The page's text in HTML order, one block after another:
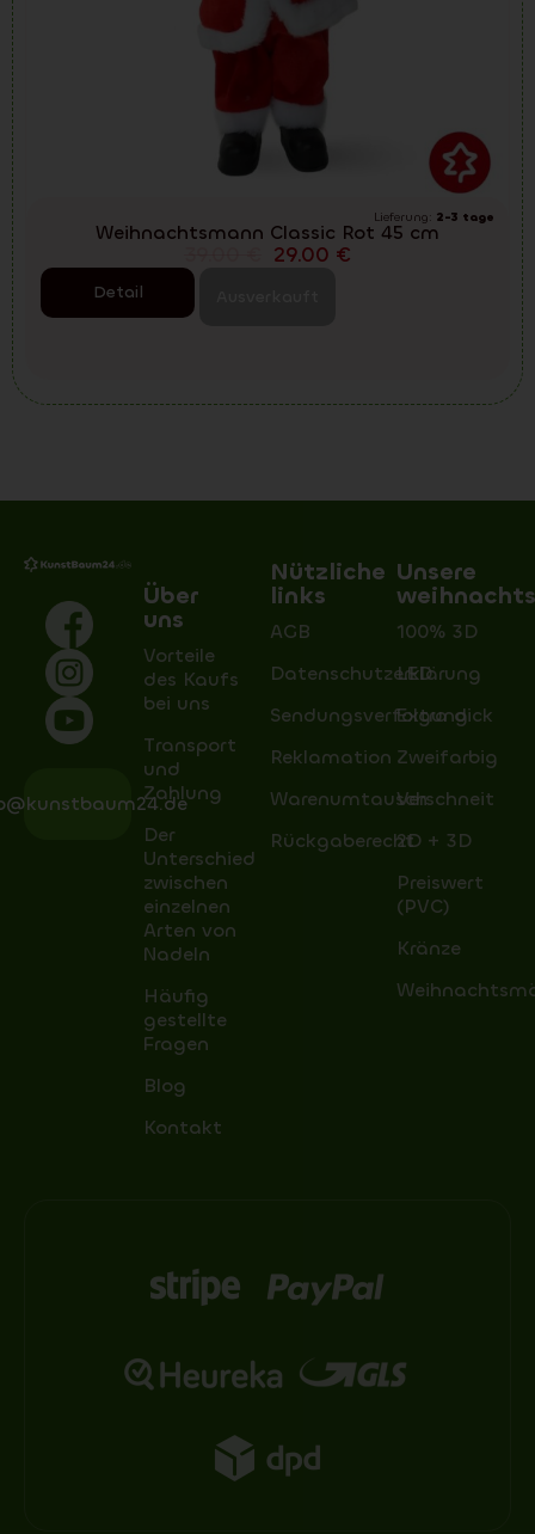
Lieferung: 2-3 tage
Weihnachtsmann Classic Rot 45 cm
29.00 €
Detail
Über
uns
Vorteile
des Kaufs
bei uns
Transport
und
Zahlung
Der
Unterschied
zwischen
einzelnen
Arten von
Nadeln
Häufig
gestellte
Fragen
Blog
Kontakt
Nützliche
links
AGB
Datenschutzerklärung
Sendungsverfolgung
Reklamation
Warenumtausch
Rückgaberecht
Unsere
100% 3D
LED
Extra dick
Zweifarbig
Verschneit
2D + 3D
Preiswert
(PVC)
Kränze